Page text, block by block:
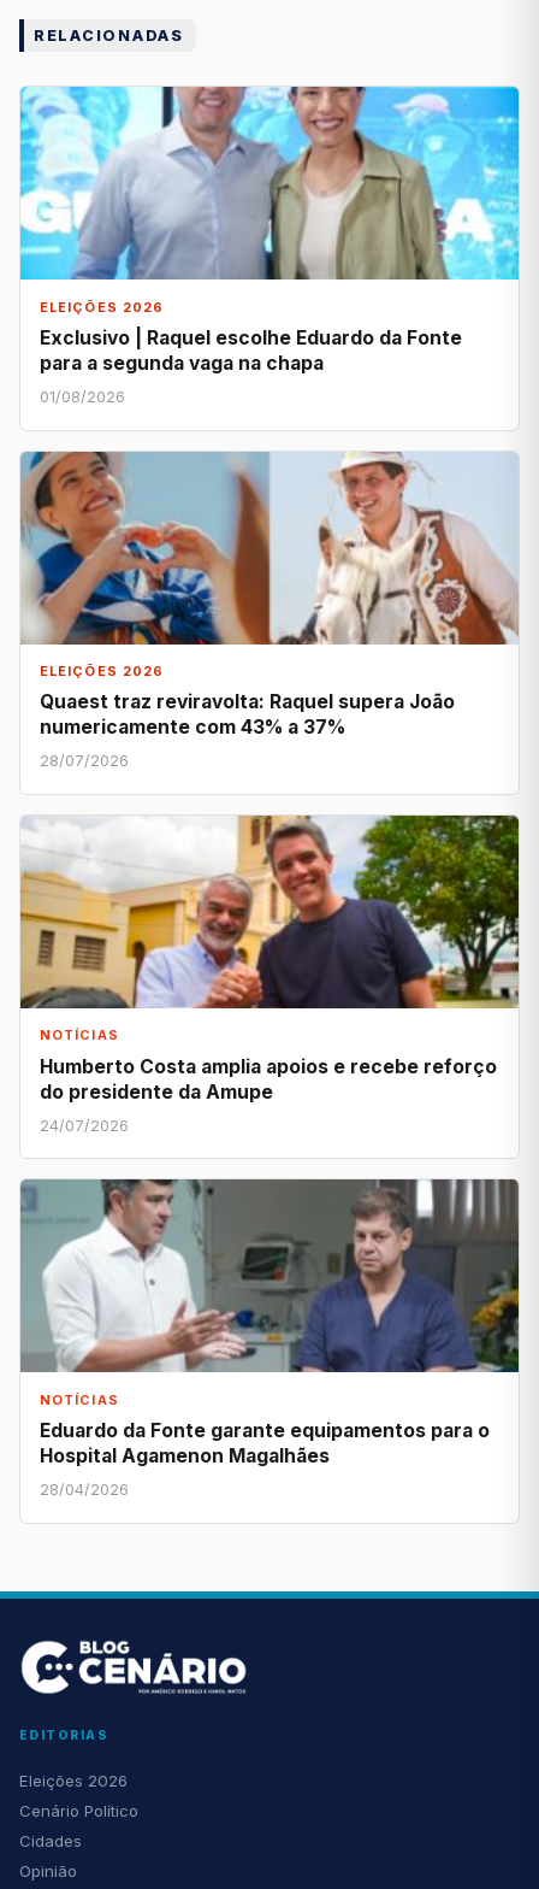
RELACIONADAS
ELEIÇÕES 2026
Exclusivo | Raquel escolhe Eduardo da Fonte
para a segunda vaga na chapa
01/08/2026
ELEIÇÕES 2026
Quaest traz reviravolta: Raquel supera João
numericamente com 43% a 37%
28/07/2026
NOTÍCIAS
Humberto Costa amplia apoios e recebe reforço
do presidente da Amupe
24/07/2026
NOTÍCIAS
Eduardo da Fonte garante equipamentos para o
Hospital Agamenon Magalhães
28/04/2026
EDITORIAS
Eleições 2026
Cenário Político
Cidades
Opinião